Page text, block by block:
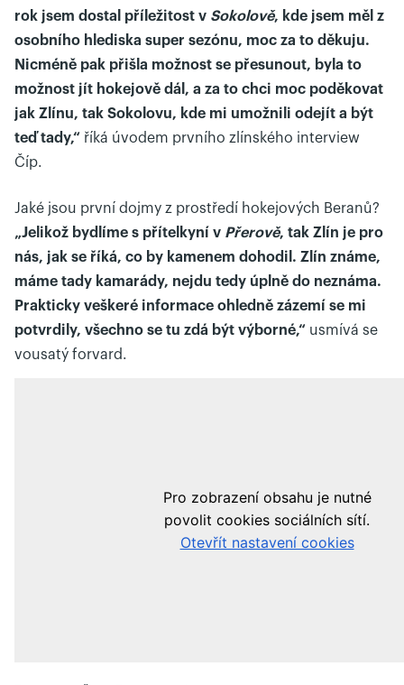
rok jsem dostal příležitost v Sokolově, kde jsem měl z
osobního hlediska super sezónu, moc za to děkuju.
Nicméně pak přišla možnost se přesunout, byla to
možnost jít hokejově dál, a za to chci moc poděkovat
jak Zlínu, tak Sokolovu, kde mi umožnili odejít a být
teď tady,“ říká úvodem prvního zlínského interview
Číp.
Jaké jsou první dojmy z prostředí hokejových Beranů?
„Jelikož bydlíme s přítelkyní v Přerově, tak Zlín je pro
nás, jak se říká, co by kamenem dohodil. Zlín známe,
máme tady kamarády, nejdu tedy úplně do neznáma.
Prakticky veškeré informace ohledně zázemí se mi
potvrdily, všechno se tu zdá být výborné,“ usmívá se
vousatý forvard.